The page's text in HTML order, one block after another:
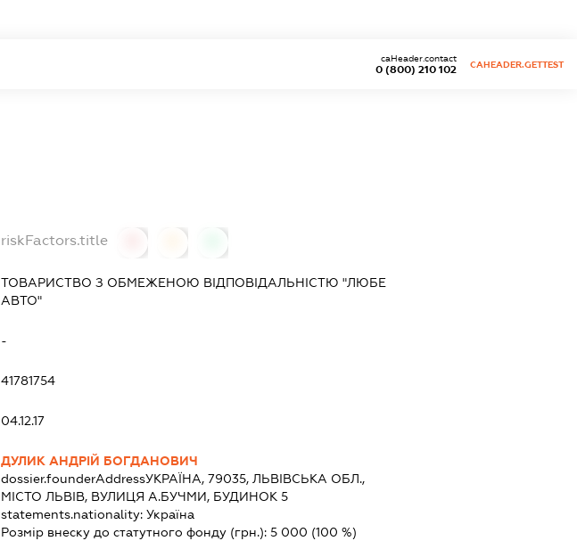
0 (800) 210 102
caHeader.contact
CAHEADER.GETTEST
riskFactors.title
ТОВАРИСТВО З ОБМЕЖЕНОЮ ВІДПОВІДАЛЬНІСТЮ "ЛЮБЕ
АВТО"
-
41781754
04.12.17
ДУЛИК АНДРІЙ БОГДАНОВИЧ
dossier.founderAddressУКРАЇНА, 79035, ЛЬВІВСЬКА ОБЛ.,
МІСТО ЛЬВІВ, ВУЛИЦЯ А.БУЧМИ, БУДИНОК 5
statements.nationality:Україна
Розмір внеску до статутного фонду (грн.):5 000 (100 %)